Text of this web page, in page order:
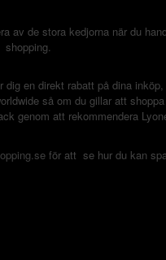
av de stora kedjorna när du
shopping.
en direkt rabatt på dina
så om du gillar att
genom att rekommendera
för att se hur du kan